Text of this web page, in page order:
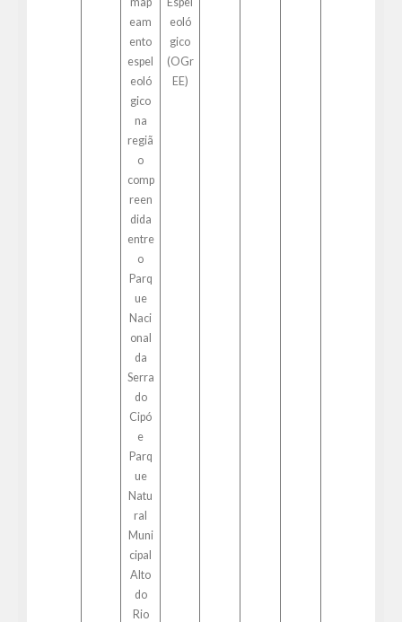
eam
ento
espel
eoló
gico
na
regiã
o
comp
reen
dida
entre
o
Parq
ue
Naci
onal
da
Serra
do
Cipó
e
Parq
ue
Natu
ral
Muni
cipal
Alto
do
Rio
eoló
gico
(OGr
EE)